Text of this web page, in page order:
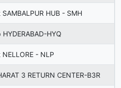
HUB - SMH
HYQ
- NLP
3 RETURN CENTER-B3R